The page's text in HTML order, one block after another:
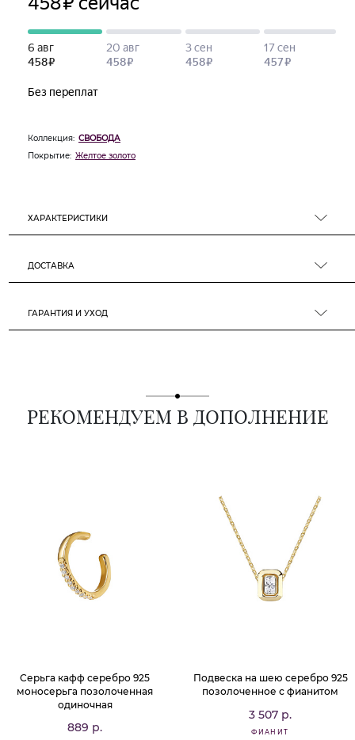
Коллекция: СВОБОДА
Покрытие: Желтое золото
ХАРАКТЕРИСТИКИ
ДОСТАВКА
ГАРАНТИЯ И УХОД
РЕКОМЕНДУЕМ В ДОПОЛНЕНИЕ
Серьга кафф серебро 925
моносерьга позолоченная
одиночная
889 р.
Подвеска на шею серебро 925
позолоченное с фианитом
3 507 р.
ФИАНИТ